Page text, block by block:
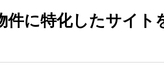
件に特化したサイト